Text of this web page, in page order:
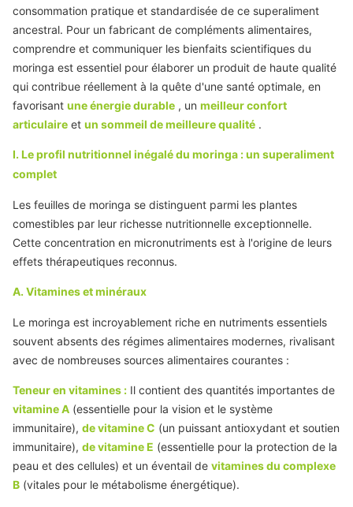
consommation pratique et standardisée de ce superaliment
ancestral. Pour un fabricant de compléments alimentaires,
comprendre et communiquer les bienfaits scientifiques du
moringa est essentiel pour élaborer un produit de haute qualité
qui contribue réellement à la quête d'une santé optimale, en
favorisant une énergie durable , un meilleur confort
articulaire et un sommeil de meilleure qualité .
I. Le profil nutritionnel inégalé du moringa : un superaliment
complet
Les feuilles de moringa se distinguent parmi les plantes
comestibles par leur richesse nutritionnelle exceptionnelle.
Cette concentration en micronutriments est à l'origine de leurs
effets thérapeutiques reconnus.
A. Vitamines et minéraux
Le moringa est incroyablement riche en nutriments essentiels
souvent absents des régimes alimentaires modernes, rivalisant
avec de nombreuses sources alimentaires courantes :
Teneur en vitamines : Il contient des quantités importantes de
vitamine A (essentielle pour la vision et le système
immunitaire), de vitamine C (un puissant antioxydant et soutien
immunitaire), de vitamine E (essentielle pour la protection de la
peau et des cellules) et un éventail de vitamines du complexe
B (vitales pour le métabolisme énergétique).